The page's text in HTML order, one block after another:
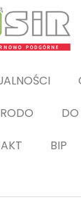
RODO
BIP